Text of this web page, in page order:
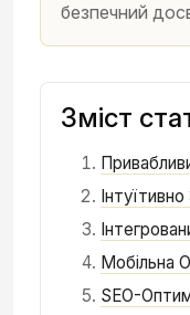
безпечний
Зміст
Мобільна
SEO-